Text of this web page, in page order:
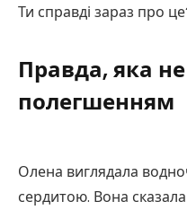
Ти справді зараз про
Правда, яка
полегшенням
Олена виглядала
сердитою. Вона